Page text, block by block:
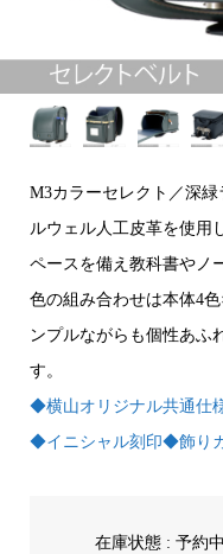
M3カラーセレクト／深
ルウェル人工皮革を使用
ペースを備え教科書やノ
色の組み合わせは本体4
ンプルながらも個性あふ
す。
◆横山オリジナル共通仕
◆イニシャル刻印◆飾り
在庫状態 : 予約中